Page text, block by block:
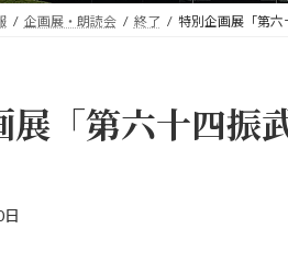
企画展・朗読会 終了 特別企画展「第
展「第六十四